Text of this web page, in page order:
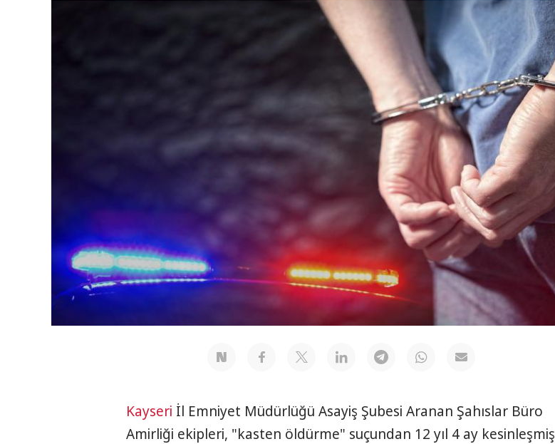
Kayseri İl Emniyet Müdürlüğü Asayiş Şubesi Aranan Şahıslar Büro
Amirliği ekipleri, "kasten öldürme" suçundan 12 yıl 4 ay kesinleşmiş